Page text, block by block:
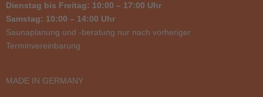
Dienstag bis Freitag: 10:00 – 17:00 Uhr
Samstag: 10:00 – 14:00 Uhr
Saunaplanung und -beratung nur nach vorheriger
Terminvereinbarung.
MADE IN GERMANY